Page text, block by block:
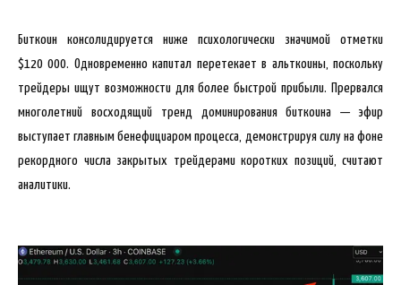
Биткоин консолидируется ниже психологически значимой отметки
$120 000. Одновременно капитал перетекает в альткоины, поскольку
трейдеры ищут возможности для более быстрой прибыли. Прервался
многолетний восходящий тренд доминирования биткоина — эфир
выступает главным бенефициаром процесса, демонстрируя силу на фоне
рекордного числа закрытых трейдерами коротких позиций, считают
аналитики.